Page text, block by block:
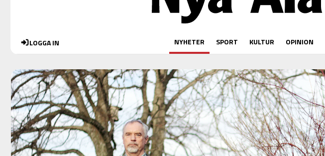
LOGGA IN NYHETER SPORT KULTUR OPINION